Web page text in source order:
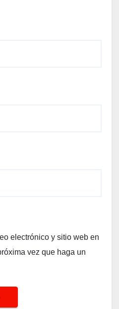
electrónico y sitio web en
vez que haga un